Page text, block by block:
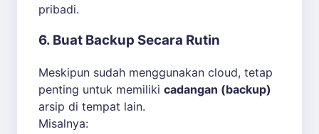
pribadi.
6. Buat Backup Secara Rutin
Meskipun sudah menggunakan cloud, tetap
penting untuk memiliki cadangan (backup)
arsip di tempat lain.
Misalnya: